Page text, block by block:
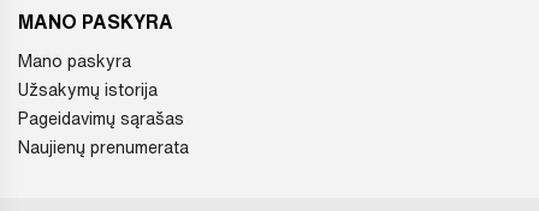
MANO PASKYRA
Mano paskyra
Užsakymų istorija
Pageidavimų sąrašas
Naujienų prenumerata